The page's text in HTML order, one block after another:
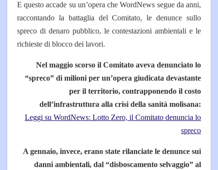
E questo accade su un’opera che WordNews segue da anni,
raccontando la battaglia del Comitato, le denunce sullo
spreco di denaro pubblico, le contestazioni ambientali e le
richieste di blocco dei lavori.
Nel maggio scorso il Comitato aveva denunciato lo
“spreco” di milioni per un’opera giudicata devastante
per il territorio, contrapponendo il costo
dell’infrastruttura alla crisi della sanità molisana:
Leggi su WordNews: Lotto Zero, il Comitato denuncia lo
spreco
A gennaio, invece, erano state rilanciate le denunce sui
danni ambientali, dal “disboscamento selvaggio” al